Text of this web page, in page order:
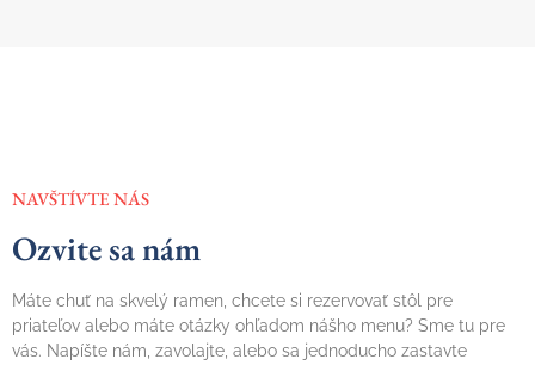
NAVŠTÍVTE NÁS
Ozvite sa nám
Máte chuť na skvelý ramen, chcete si rezervovať stôl pre
priateľov alebo máte otázky ohľadom nášho menu? Sme tu pre
vás. Napíšte nám, zavolajte, alebo sa jednoducho zastavte